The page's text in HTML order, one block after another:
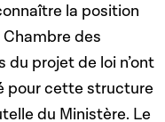
la position
Chambre des
du projet de loi n’ont
pour cette structure
du Ministère. Le